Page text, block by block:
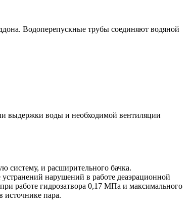
Водоперепускные трубы соединяют водяной
выдержки воды и необходимой вентиляции
систему, и расширительного бачка.
нарушений в работе деаэрационной
работе гидрозатвора 0,17 МПа и максимального
источнике пара.